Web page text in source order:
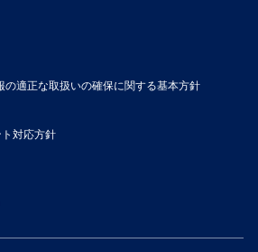
の適正な取扱いの確保に関する基本方針
対応方針